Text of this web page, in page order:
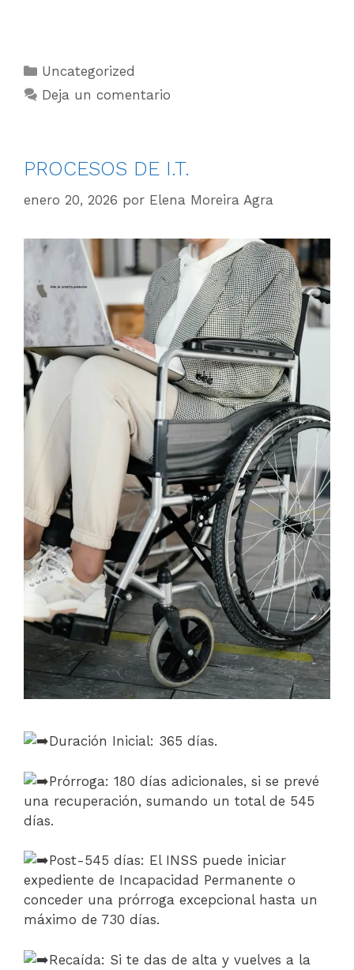
Uncategorized
Deja un comentario
PROCESOS DE I.T.
enero 20, 2026 por Elena Moreira Agra
Duración Inicial: 365 días.
Prórroga: 180 días adicionales, si se prevé
una recuperación, sumando un total de 545
días.
Post-545 días: El INSS puede iniciar
expediente de Incapacidad Permanente o
conceder una prórroga excepcional hasta un
máximo de 730 días.
Recaída: Si te das de alta y vuelves a la